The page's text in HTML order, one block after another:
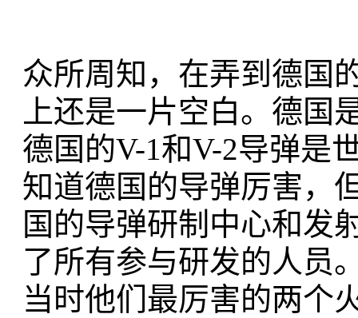
众所周知，在弄到德国
上还是一片空白。德国
德国的V-1和V-2导弹是
知道德国的导弹厉害，
国的导弹研制中心和发
了所有参与研发的人员
当时他们最厉害的两个